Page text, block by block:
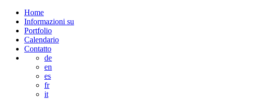
Home
Informazioni su
Portfolio
Calendario
Contatto
de
en
es
fr
it